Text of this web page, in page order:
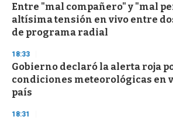
Entre "mal compañero" y "mal
altísima tensión en vivo entre
de programa radial
18:33
Gobierno declaró la alerta roja
condiciones meteorológicas en
país
18:31